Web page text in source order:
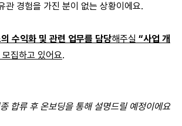
관 경험을 가진 분이 없는 상황이에요.
수익화 및 관련 업무를 담당해주실 “사업 개
모집하고 있어요.
합류 후 온보딩을 통해 설명드릴 예정이에요